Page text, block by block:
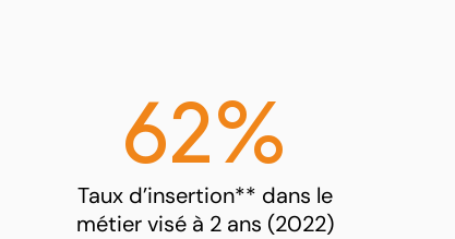
62%
Taux d’insertion** dans le
métier visé à 2 ans (2022)